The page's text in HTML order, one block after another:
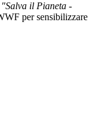
"Salva il Pianeta -
per sensibilizzare